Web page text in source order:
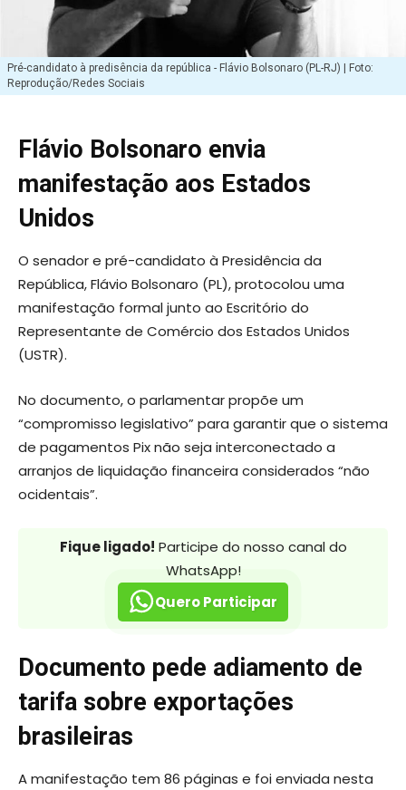
Pré-candidato à predisência da república - Flávio Bolsonaro (PL-RJ) | Foto:
Reprodução/Redes Sociais
Flávio Bolsonaro envia
manifestação aos Estados
Unidos
O senador e pré-candidato à Presidência da
República, Flávio Bolsonaro (PL), protocolou uma
manifestação formal junto ao Escritório do
Representante de Comércio dos Estados Unidos
(USTR).
No documento, o parlamentar propõe um
“compromisso legislativo” para garantir que o sistema
de pagamentos Pix não seja interconectado a
arranjos de liquidação financeira considerados “não
ocidentais”.
Fique ligado! Participe do nosso canal do
WhatsApp!
Quero Participar
Documento pede adiamento de
tarifa sobre exportações
brasileiras
A manifestação tem 86 páginas e foi enviada nesta